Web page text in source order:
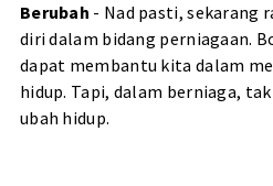
Berubah - Nad pasti, sekarang
diri dalam bidang perniagaan.
dapat membantu kita dalam
hidup. Tapi, dalam berniaga,
ubah hidup.